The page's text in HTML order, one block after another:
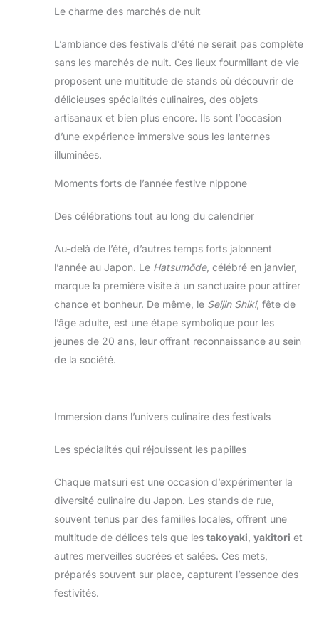
Le charme des marchés de nuit
L’ambiance des festivals d’été ne serait pas complète
sans les marchés de nuit. Ces lieux fourmillant de vie
proposent une multitude de stands où découvrir de
délicieuses spécialités culinaires, des objets
artisanaux et bien plus encore. Ils sont l’occasion
d’une expérience immersive sous les lanternes
illuminées.
Moments forts de l’année festive nippone
Des célébrations tout au long du calendrier
Au-delà de l’été, d’autres temps forts jalonnent
l’année au Japon. Le Hatsumōde, célébré en janvier,
marque la première visite à un sanctuaire pour attirer
chance et bonheur. De même, le Seijin Shiki, fête de
l’âge adulte, est une étape symbolique pour les
jeunes de 20 ans, leur offrant reconnaissance au sein
de la société.
Immersion dans l’univers culinaire des festivals
Les spécialités qui réjouissent les papilles
Chaque matsuri est une occasion d’expérimenter la
diversité culinaire du Japon. Les stands de rue,
souvent tenus par des familles locales, offrent une
multitude de délices tels que les takoyaki yakitori et
autres merveilles sucrées et salées. Ces mets,
préparés souvent sur place, capturent l’essence des
festivités.